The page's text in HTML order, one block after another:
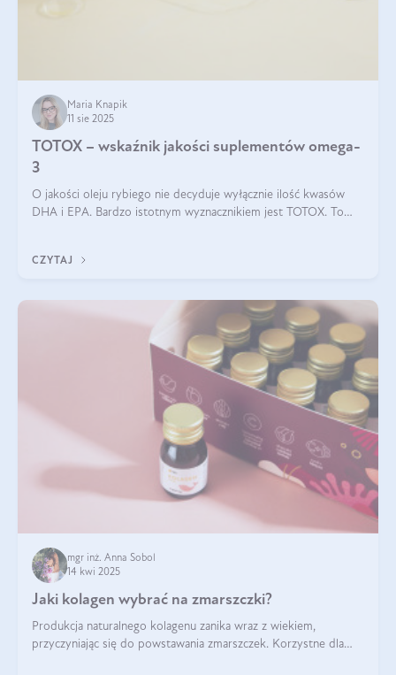
Maria Knapik
11 sie 2025
TOTOX – wskaźnik jakości suplementów omega-
3
O jakości oleju rybiego nie decyduje wyłącznie ilość kwasów
DHA i EPA. Bardzo istotnym wyznacznikiem jest TOTOX. To
CZYTAJ
mgr inż. Anna Sobol
14 kwi 2025
Jaki kolagen wybrać na zmarszczki?
Produkcja naturalnego kolagenu zanika wraz z wiekiem,
przyczyniając się do powstawania zmarszczek. Korzystne dla